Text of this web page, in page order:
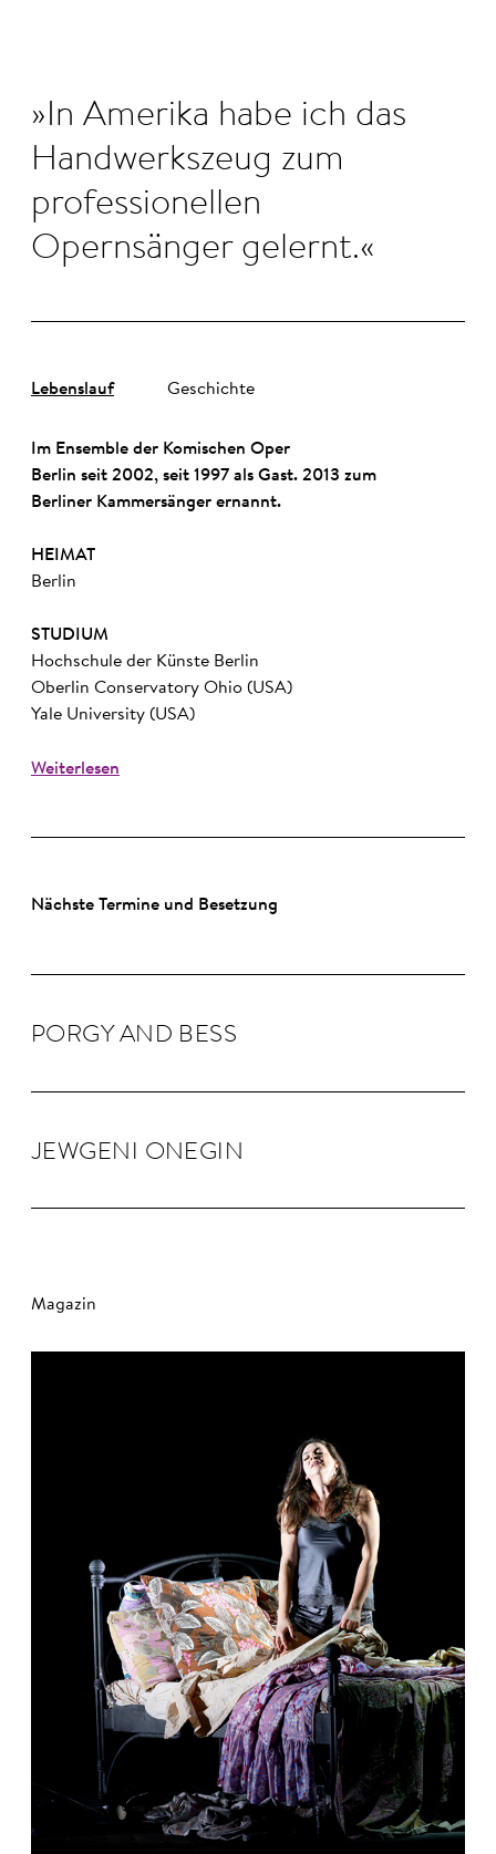
In Amerika habe ich das
Handwerkszeug zum
professionellen
Opernsänger gelernt.
Lebenslauf Geschichte
Im Ensemble der Komischen Oper
Berlin seit 2002, seit 1997 als Gast. 2013 zum
Berliner Kammersänger ernannt.
HEIMAT
Berlin
STUDIUM
Hochschule der Künste Berlin
Oberlin Conservatory Ohio (USA)
Yale University (USA)
Weiterlesen
Nächste Termine und Besetzung
PORGY AND BESS
JEW­GENI ONEGIN
Magazin